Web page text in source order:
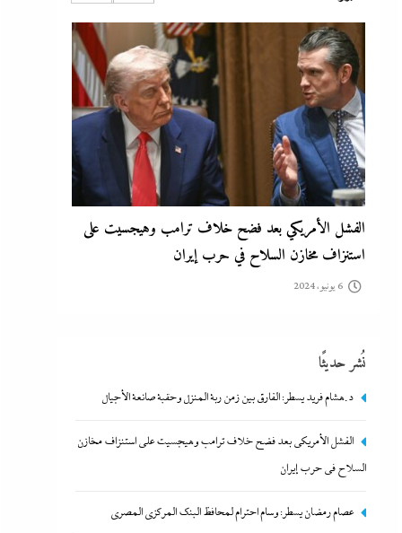
6 يونيو، 2024
الفشل الأمريكي بعد فضح خلاف ترامب وهيجسيت على
استنزاف مخازن السلاح في حرب إيران
6 يونيو، 2024
عصام رمضان يسطر: وسام احترام لمحافظ البنك المركزى
نُشر حديثًا
د.هشام فريد يسطر: الفارق بين زمن ربة المنزل وحقبة صانعة الأجيال
الفشل الأمريكي بعد فضح خلاف ترامب وهيجسيت على استنزاف مخازن
السلاح في حرب إيران
عصام رمضان يسطر: وسام احترام لمحافظ البنك المركزى المصري